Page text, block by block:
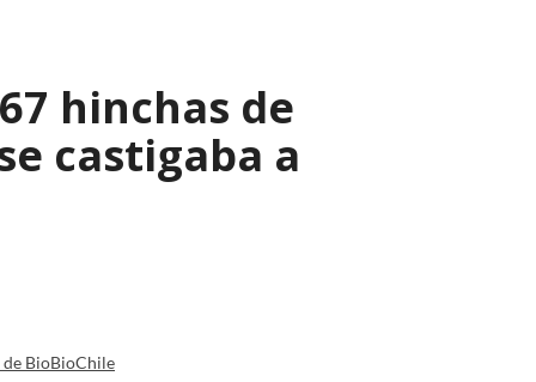
hinchas de
castigaba a
BioBioChile